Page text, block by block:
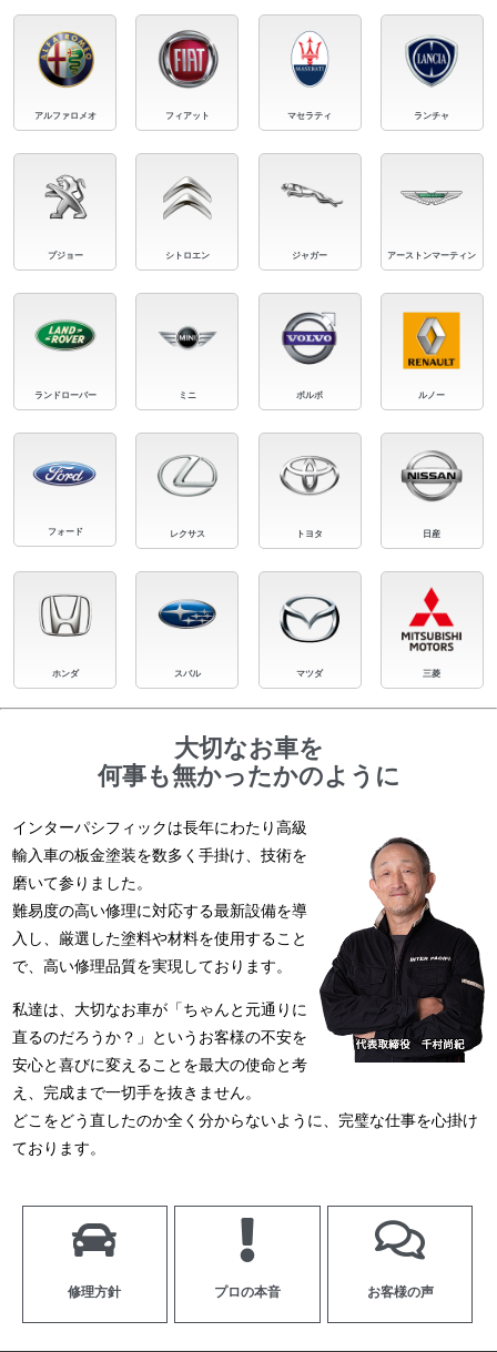
アルファロメオ フィアット マセラティ ランチャ
プジョー シトロエン ジャガー アーストンマーティン
ランドローバー ミニ ボルボ ルノー
フォード レクサス トヨタ 日産
ホンダ スバル マツダ 三菱
大切なお車を
何事も無かったかのように
インターパシフィックは長年にわたり高級
輸入車の板金塗装を数多く手掛け、技術を
磨いて参りました。
難易度の高い修理に対応する最新設備を導
入し、厳選した塗料や材料を使用すること
で、高い修理品質を実現しております。
私達は、大切なお車が「ちゃんと元通りに
直るのだろうか？」というお客様の不安を
安心と喜びに変えることを最大の使命と考
え、完成まで一切手を抜きません。
どこをどう直したのか全く分からないように、完璧な仕事を心掛け
ております。
修理方針 プロの本音 お客様の声